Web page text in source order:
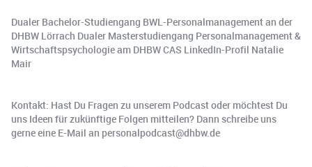
Dualer Bachelor-Studiengang BWL-Personalmanagement an der
DHBW Lörrach Dualer Masterstudiengang Personalmanagement &
Wirtschaftspsychologie am DHBW CAS LinkedIn-Profil Natalie
Mair
Kontakt: Hast Du Fragen zu unserem Podcast oder möchtest Du
uns Ideen für zukünftige Folgen mitteilen? Dann schreibe uns
gerne eine E-Mail an personalpodcast@dhbw.de